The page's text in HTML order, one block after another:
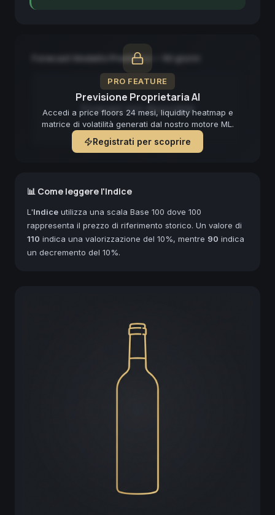
PRO FEATURE
Previsione Proprietaria AI
Accedi a price floors 24 mesi, liquidity heatmap e
matrice di volatilità generati dal nostro motore ML.
Registrati per scoprire
Forecast Modello Predittivo — 90 giorni
Forecast non disponibile
📊 Come leggere l'Indice
L'Indice utilizza una scala Base 100 dove 100
rappresenta il prezzo di riferimento storico. Un valore di
110 indica una valorizzazione del 10%, mentre 90 indica
un decremento del 10%.